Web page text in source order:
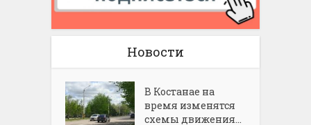
Новости
В Костанае на
время изменятся
схемы движения...